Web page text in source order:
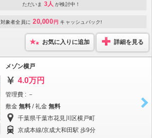
ただいま 3人 が検討中！
対象者全員に 20,000 円 キャッシュバック!
お気に入りに追加 詳細を見る
メゾン横戸
4.0万円
管理費 : －
敷金 無料 / 礼金 無料
千葉県千葉市花見川区横戸町
京成本線/京成大和田駅 歩9分